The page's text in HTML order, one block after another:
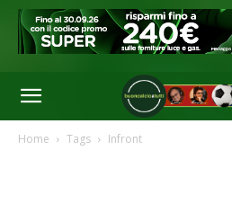
Home Tags Infront